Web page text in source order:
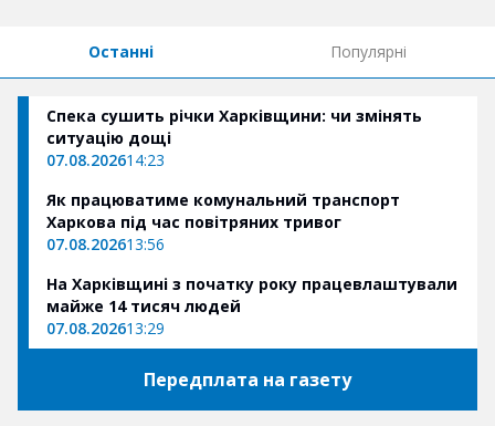
Останні Популярні
Спека сушить річки Харківщини: чи змінять
ситуацію дощі
07.08.202614:23
Як працюватиме комунальний транспорт
Харкова під час повітряних тривог
07.08.202613:56
На Харківщині з початку року працевлаштували
майже 14 тисяч людей
07.08.202613:29
Передплата на газету